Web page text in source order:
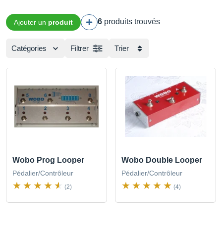
Ajouter un produit 6 produits trouvés
Catégories Filtrer Trier
Wobo Prog Looper
Pédalier/Contrôleur
(2)
Wobo Double Looper
Pédalier/Contrôleur
(4)